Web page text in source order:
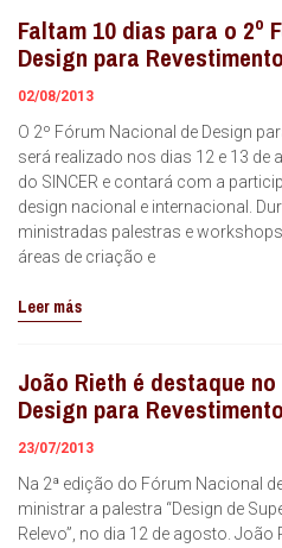
Faltam 10 dias para o 2º
Design para
02/08/2013
O 2º Fórum Nacional de Design
será realizado nos dias 12 e 13 de
do SINCER e contará com a
design nacional e internacional.
ministradas palestras e
áreas de criação e
Leer más
João Rieth é destaque
Design para
23/07/2013
Na 2ª edição do Fórum Nacional
ministrar a palestra “Design de
Relevo”, no dia 12 de agosto. João